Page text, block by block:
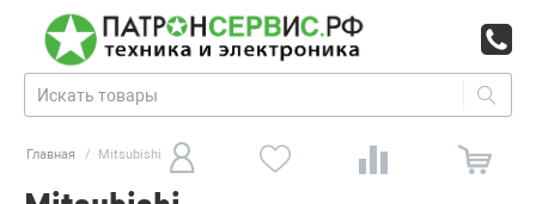
Главная / Mitsubishi